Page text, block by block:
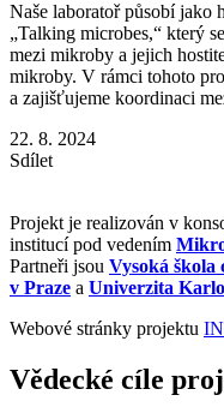
Naše laboratoř působí
„Talking microbes,“ který
mezi mikroby a jejich
mikroby. V rámci tohoto
a zajišťujeme koordinaci
22. 8. 2024
Sdílet
Projekt je realizován v
institucí pod vedením
Partneři jsou Vysoká škola
v Praze a Univerzita
Webové stránky projektu
Vědecké cíle